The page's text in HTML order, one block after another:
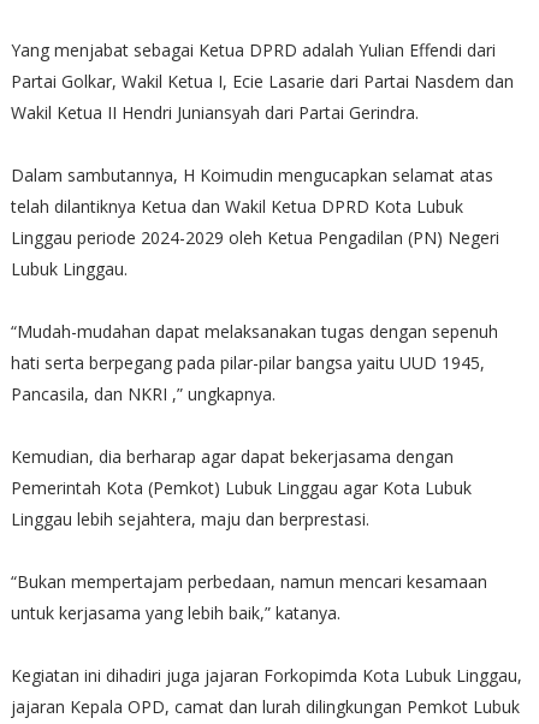
Yang menjabat sebagai Ketua DPRD adalah Yulian Effendi dari
Partai Golkar, Wakil Ketua I, Ecie Lasarie dari Partai Nasdem dan
Wakil Ketua II Hendri Juniansyah dari Partai Gerindra.
Dalam sambutannya, H Koimudin mengucapkan selamat atas
telah dilantiknya Ketua dan Wakil Ketua DPRD Kota Lubuk
Linggau periode 2024-2029 oleh Ketua Pengadilan (PN) Negeri
Lubuk Linggau.
“Mudah-mudahan dapat melaksanakan tugas dengan sepenuh
hati serta berpegang pada pilar-pilar bangsa yaitu UUD 1945,
Pancasila, dan NKRI ,” ungkapnya.
Kemudian, dia berharap agar dapat bekerjasama dengan
Pemerintah Kota (Pemkot) Lubuk Linggau agar Kota Lubuk
Linggau lebih sejahtera, maju dan berprestasi.
“Bukan mempertajam perbedaan, namun mencari kesamaan
untuk kerjasama yang lebih baik,” katanya.
Kegiatan ini dihadiri juga jajaran Forkopimda Kota Lubuk Linggau,
jajaran Kepala OPD, camat dan lurah dilingkungan Pemkot Lubuk